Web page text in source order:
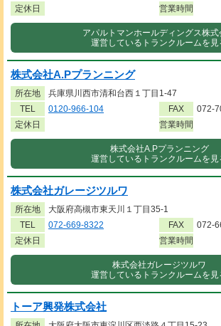
定休日
営業時間
アパルトマンホールディングス株式
運営しているトランクルームを見
株式会社A.Pプランニング
所在地
兵庫県川西市清和台西１丁目1-47
TEL
0120-966-104 FAX
072-
定休日
営業時間
株式会社A.Pプランニング
運営しているトランクルームを見
株式会社ガレージツルワ
所在地
大阪府高槻市東天川１丁目35-1
TEL
072-669-8322 FAX
072-
定休日
営業時間
株式会社ガレージツルワ
運営しているトランクルームを見
トーア興発株式会社